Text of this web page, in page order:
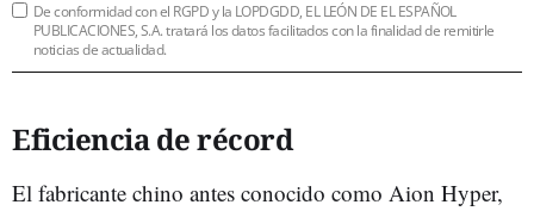
De conformidad con el RGPD y la LOPDGDD, EL LEÓN DE EL ESPAÑOL
PUBLICACIONES, S.A. tratará los datos facilitados con la finalidad de remitirle
noticias de actualidad.
Eficiencia de récord
El fabricante chino antes conocido como Aion Hyper,